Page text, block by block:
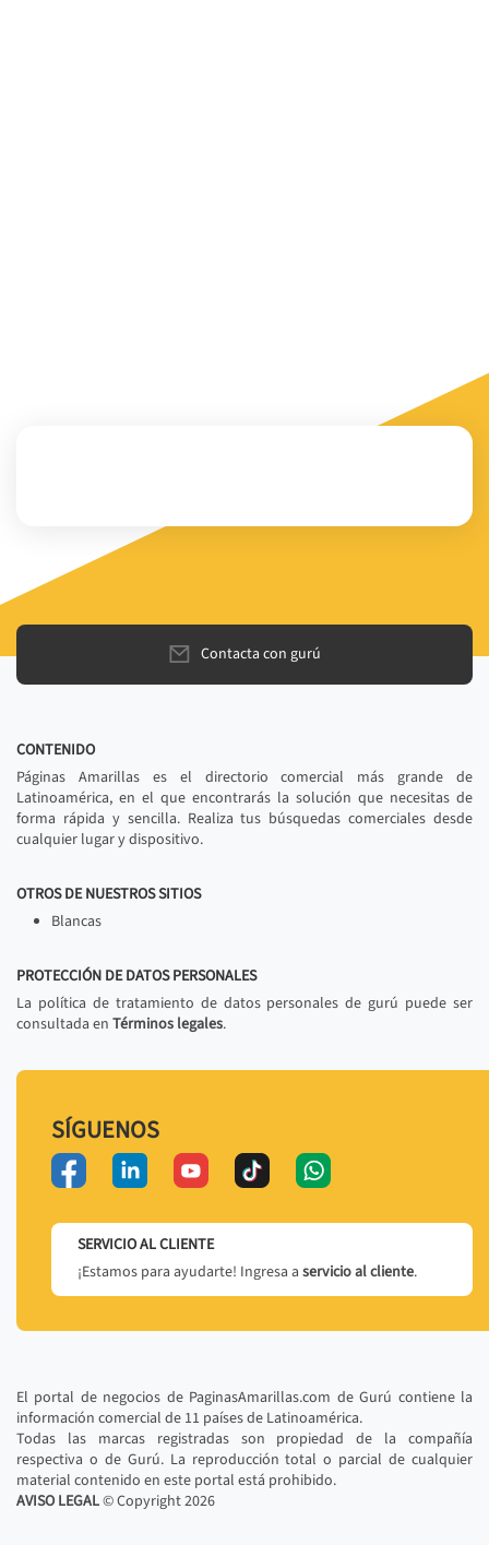
Contacta con gurú
CONTENIDO
Páginas Amarillas es el directorio comercial más grande de
Latinoamérica, en el que encontrarás la solución que necesitas de
forma rápida y sencilla. Realiza tus búsquedas comerciales desde
cualquier lugar y dispositivo.
OTROS DE NUESTROS SITIOS
Blancas
PROTECCIÓN DE DATOS PERSONALES
La política de tratamiento de datos personales de gurú puede ser
consultada en Términos legales.
SÍGUENOS
SERVICIO AL CLIENTE
¡Estamos para ayudarte! Ingresa a servicio al cliente.
El portal de negocios de PaginasAmarillas.com de Gurú contiene la
información comercial de 11 países de Latinoamérica.
Todas las marcas registradas son propiedad de la compañía
respectiva o de Gurú. La reproducción total o parcial de cualquier
material contenido en este portal está prohibido.
AVISO LEGAL© Copyright2026